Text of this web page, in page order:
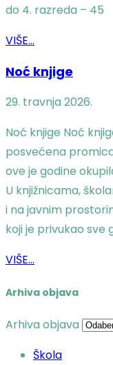
do 4. razreda – 45
VIŠE...
Noć knjige
29. travnja 2026.
Noć knjige Noć
posvećena
ove je godine
U knjižnicama,
i na javnim
koji je privukao sve
VIŠE...
Arhiva objava
Arhiva objava
Škola